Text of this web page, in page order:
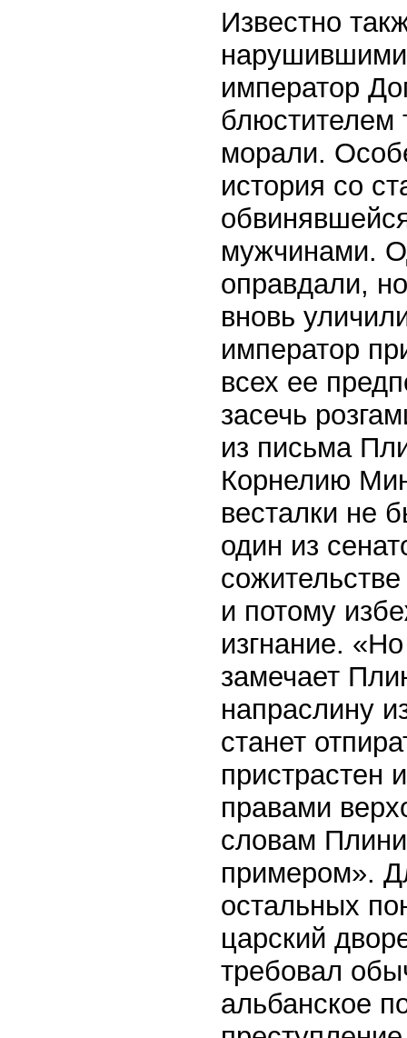
Известно
нарушившими
император
блюстителем
морали.
история со
мужчинами.
оправдали,
вновь
император
всех ее
засечь
из письма
Корнелию
весталки не
один из
и потому
изгнание.
замечает
напраслину
станет
пристрастен
правами
словам
примером».
остальных
царский
требовал
альбанское